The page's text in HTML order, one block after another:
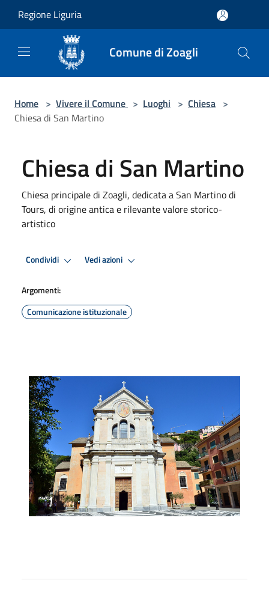
Regione Liguria
Comune di Zoagli
Home > Vivere il Comune > Luoghi > Chiesa >
Chiesa di San Martino
Chiesa di San Martino
Chiesa principale di Zoagli, dedicata a San Martino di
Tours, di origine antica e rilevante valore storico-
artistico
Condividi Vedi azioni
Argomenti:
Comunicazione istituzionale